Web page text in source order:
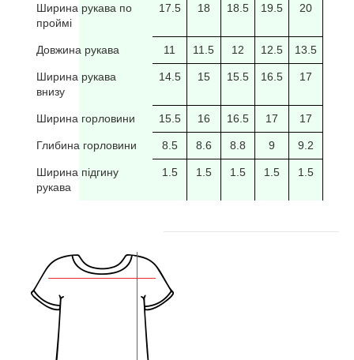
Ширина рукава по
проймі
17.5 18 18.5 19.5 20
Довжина рукава 11 11.5 12 12.5 13.5
Ширина рукава
внизу
14.5 15 15.5 16.5 17
Ширина горловини 15.5 16 16.5 17 17
Глибина горловини 8.5 8.6 8.8 9 9.2
Ширина підгину
рукава
1.5 1.5 1.5 1.5 1.5